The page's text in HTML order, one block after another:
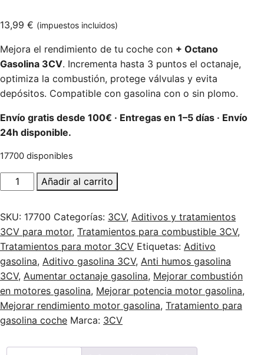
13,99 € (impuestos incluidos)
Mejora el rendimiento de tu coche con + Octano
Gasolina 3CV. Incrementa hasta 3 puntos el octanaje,
optimiza la combustión, protege válvulas y evita
depósitos. Compatible con gasolina con o sin plomo.
Envío gratis desde 100€ · Entregas en 1–5 días · Envío
24h disponible.
17700 disponibles
Octano Gasolina 3CV 350 ml – Potencia y Protección del
Añadir al carrito
SKU: 17700 Categorías: 3CV, Aditivos y tratamientos
3CV para motor, Tratamientos para combustible 3CV,
Tratamientos para motor 3CV Etiquetas: Aditivo
gasolina, Aditivo gasolina 3CV, Anti humos gasolina
3CV, Aumentar octanaje gasolina, Mejorar combustión
en motores gasolina, Mejorar potencia motor gasolina,
Mejorar rendimiento motor gasolina, Tratamiento para
gasolina coche Marca: 3CV